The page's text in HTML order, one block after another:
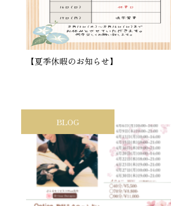
【夏季休暇のお知らせ】
BLOG